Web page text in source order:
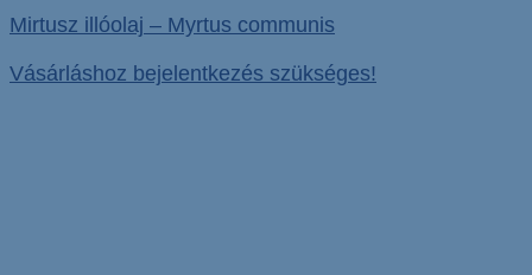
Mirtusz illóolaj – Myrtus communis
Vásárláshoz bejelentkezés szükséges!